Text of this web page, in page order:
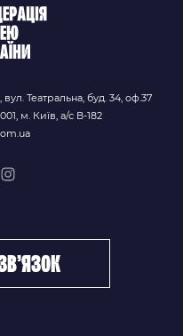
Театральна, буд. 34, оф.37
м. Київ, а/с В-182